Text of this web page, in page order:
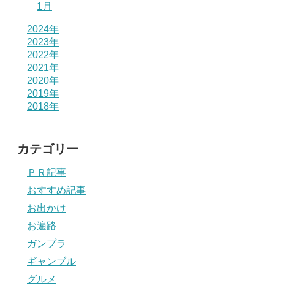
1月
2024年
2023年
2022年
2021年
2020年
2019年
2018年
カテゴリー
ＰＲ記事
おすすめ記事
お出かけ
お遍路
ガンプラ
ギャンブル
グルメ